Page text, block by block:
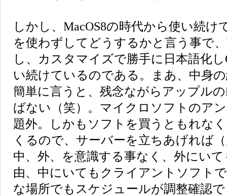
しかし、MacOS8の時代から使い続
を使わずしてどうするかと言う事で
し、カスタマイズで勝手に日本語化し
い続けているのである。まあ、中身
簡単に言うと、残念ながらアップル
ばない（笑）。マイクロソフトのア
題外。しかもソフトを買うともれな
くるので、サーバーを立ちあげれば
中、外、を意識する事なく、外にい
由、中にいてもクライアントソフト
な場所でもスケジュールが調整確認